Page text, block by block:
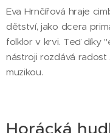
Eva Hrnčířová hraje
dětství, jako dcera
folklor v krvi. Teď díky
nástroji rozdává radost
muzikou.
Horácká